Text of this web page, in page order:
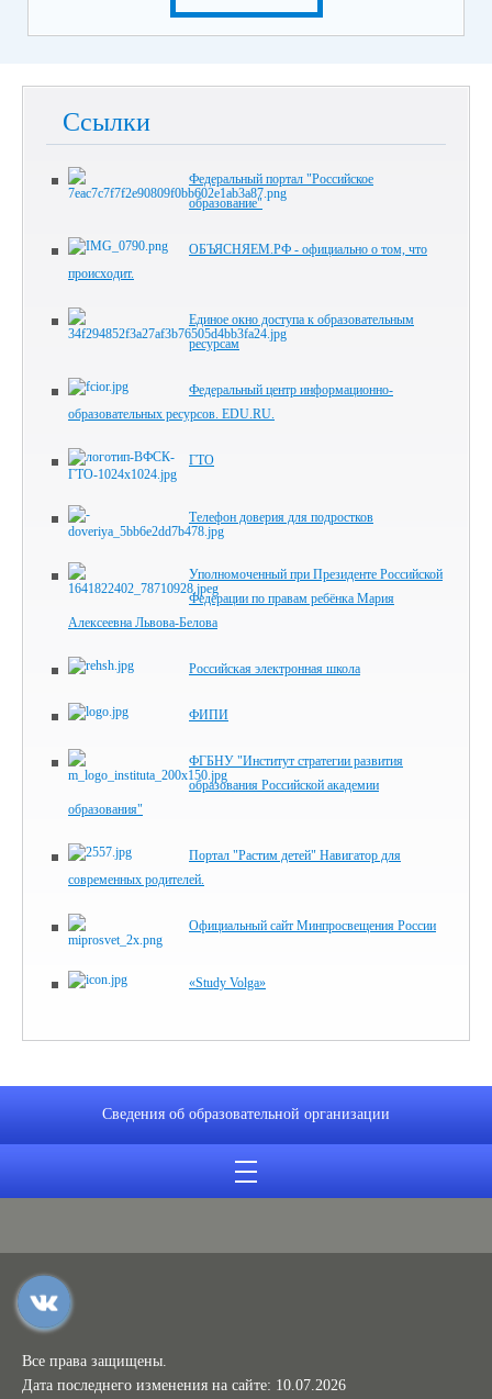
Ссылки
Федеральный портал "Российское
образование"
ОБЪЯСНЯЕМ.РФ - официально о том, что
происходит.
Единое окно доступа к образовательным
ресурсам
Федеральный центр информационно-
образовательных ресурсов. EDU.RU.
ГТО
Телефон доверия для подростков
Уполномоченный при Президенте Российской
Федерации по правам ребёнка Мария
Алексеевна Львова-Белова
Российская электронная школа
ФИПИ
ФГБНУ "Институт стратегии развития
образования Российской академии
образования"
Портал "Растим детей" Навигатор для
современных родителей.
Официальный сайт Минпросвещения России
«Study Volga»
Сведения об образовательной организации
Все права защищены.
Дата последнего изменения на сайте: 10.07.2026